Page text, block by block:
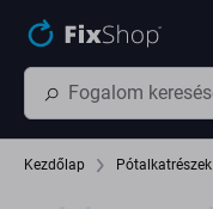
Kezdőlap Pótalkatrészek